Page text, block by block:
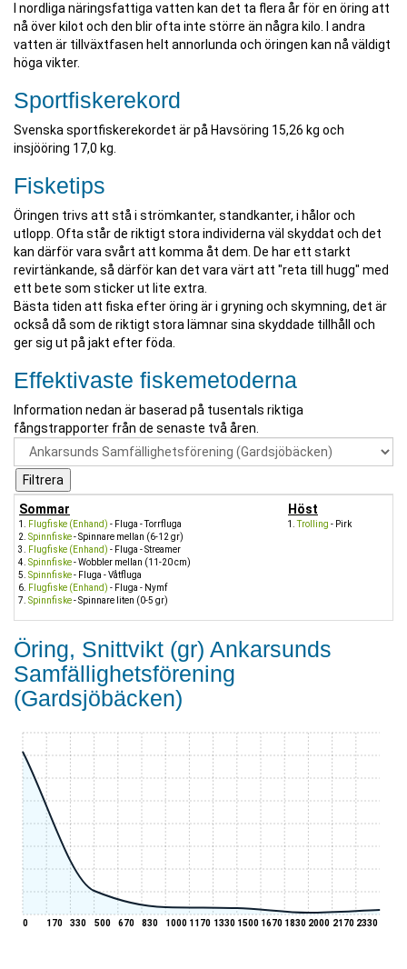
I nordliga näringsfattiga vatten kan det ta flera år för en öring att
nå över kilot och den blir ofta inte större än några kilo. I andra
vatten är tillväxtfasen helt annorlunda och öringen kan nå väldigt
höga vikter.
Sportfiskerekord
Svenska sportfiskerekordet är på Havsöring 15,26 kg och
insjööring 17,0 kg.
Fisketips
Öringen trivs att stå i strömkanter, standkanter, i hålor och
utlopp. Ofta står de riktigt stora individerna väl skyddat och det
kan därför vara svårt att komma åt dem. De har ett starkt
revirtänkande, så därför kan det vara värt att "reta till hugg" med
ett bete som sticker ut lite extra.
Bästa tiden att fiska efter öring är i gryning och skymning, det är
också då som de riktigt stora lämnar sina skyddade tillhåll och
ger sig ut på jakt efter föda.
Effektivaste fiskemetoderna
Information nedan är baserad på tusentals riktiga
fångstrapporter från de senaste två åren.
Sommar
Flugfiske (Enhand) - Fluga - Torrfluga
Spinnfiske- Spinnare mellan (6-12 gr)
Flugfiske (Enhand) - Fluga - Streamer
Spinnfiske- Wobbler mellan (11-20 cm)
Spinnfiske- Fluga - Våtfluga
Flugfiske (Enhand) - Fluga - Nymf
Spinnfiske- Spinnare liten (0-5 gr)
Höst
Trolling - Pirk
Öring, Snittvikt (gr) Ankarsunds
Samfällighetsförening
(Gardsjöbäcken)
0 170 330 500 670 830 1000 1170 1330 1500 1670 1830 2000 2170 2330